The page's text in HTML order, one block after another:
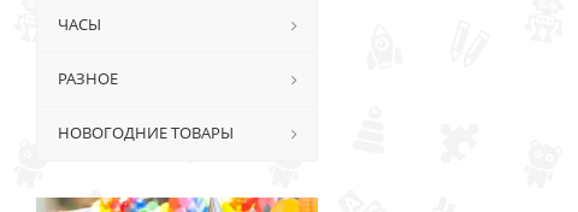
ЧАСЫ
РАЗНОЕ
НОВОГОДНИЕ ТОВАРЫ